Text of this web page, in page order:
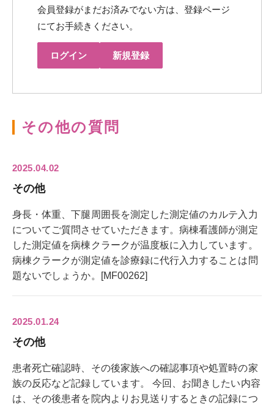
会員登録がまだお済みでない方は、登録ページ
にてお手続きください。
ログイン 新規登録
その他の質問
2025.04.02
その他
身長・体重、下腿周囲長を測定した測定値のカルテ入力
についてご質問させていただきます。病棟看護師が測定
した測定値を病棟クラークが温度板に入力しています。
病棟クラークが測定値を診療録に代行入力することは問
題ないでしょうか。[MF00262]
2025.01.24
その他
患者死亡確認時、その後家族への確認事項や処置時の家
族の反応など記録しています。 今回、お聞きしたい内容
は、その後患者を院内よりお見送りするときの記録につ